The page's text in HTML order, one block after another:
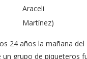
Araceli
Martínez)
24 años la mañana
un grupo de piqueteros